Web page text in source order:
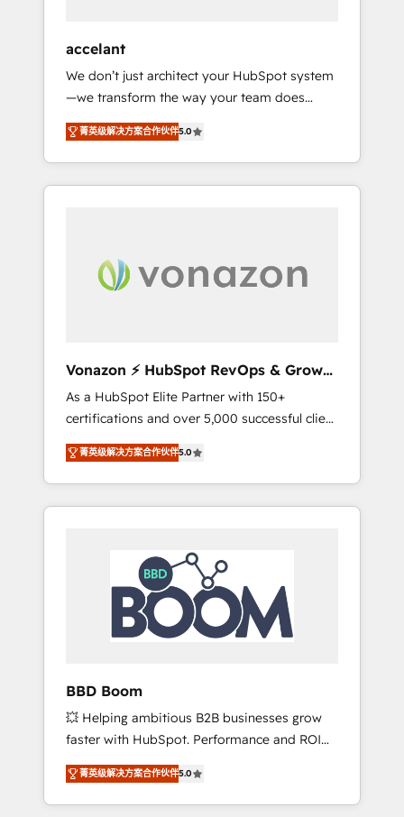
Singapore, and South Africa. Certified
compliant with ISO/IEC 27001:2022 and ISO
9001:2015 across all seven international
offices and 175+ employees.
accelant
We don’t just architect your HubSpot system
—we transform the way your team does
business. As an Elite HubSpot Solutions
Partner, we specialize in creating tailored,
end-to-end CRM solutions that accelerate
growth, improve operational efficiency, and
time to deeply understand your unique
needs, crafting custom strategies that deliver
responsiveness, and ongoing support, we
equip your team to adopt new systems with
confidence and achieve a unified, data-
driven approach to customer engagement.
菁英级解决方案合作伙伴5.0
Vonazon ⚡ HubSpot RevOps & Growth
Strategy Experts
As a HubSpot Elite Partner with 150+
certifications and over 5,000 successful client
engagements, Vonazon turns marketing
complexity into measurable, scalable growth.
From onboarding to enterprise-grade
campaigns, our in-house team builds scalable
HubSpot Integration & Optimization •
Seamless CRM, CMS, and automation setup •
Complex platform migrations and data
cleanups • Custom APIs and third-party
integrations 📈 End-to-End Revenue
tools and CRM optimization • Retention
strategies with customer journey mapping 🏅
Elite-Level HubSpot Execution • 750+
onboardings and 2,000+ implementations •
Deep expertise across marketing, sales, and
service hubs • Built-in flexibility for startups
菁英级解决方案合作伙伴5.0
BBD Boom
💥 Helping ambitious B2B businesses grow
faster with HubSpot. Performance and ROI
focused. 💥 BBD Boom is the HubSpot
partner that can help you to HubSpot Better.
We work with your teams to solve all your
菁英级解决方案合作伙伴5.0